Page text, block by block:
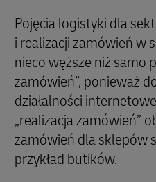
Pojęcia logistyki dla
i realizacji zamówień w
nieco węższe niż samo
zamówień”, ponieważ
działalności
„realizacja zamówień”
zamówień dla sklepów
przykład butików.